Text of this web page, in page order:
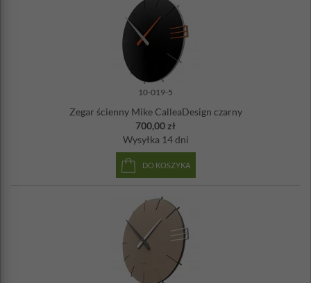
10-019-5
Zegar ścienny Mike CalleaDesign czarny
700,00 zł
Wysyłka 14 dni
DO KOSZYKA